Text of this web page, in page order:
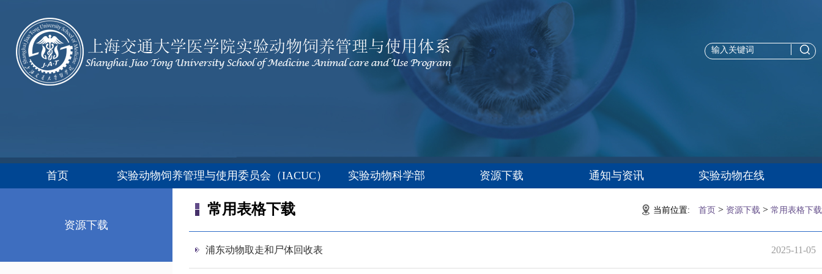
首页 实验动物饲养管理与使用委员会（IACUC） 实验动物科学部 资源下载 通知与资讯 实验动物在线
资源下载
常用表格下载 当前位置: 首页 > 资源下载 > 常用表格下载
浦东动物取走和尸体回收表 2025-11-05